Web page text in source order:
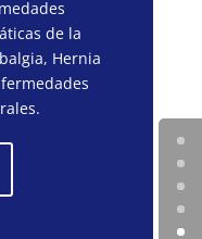
de la
Hernia